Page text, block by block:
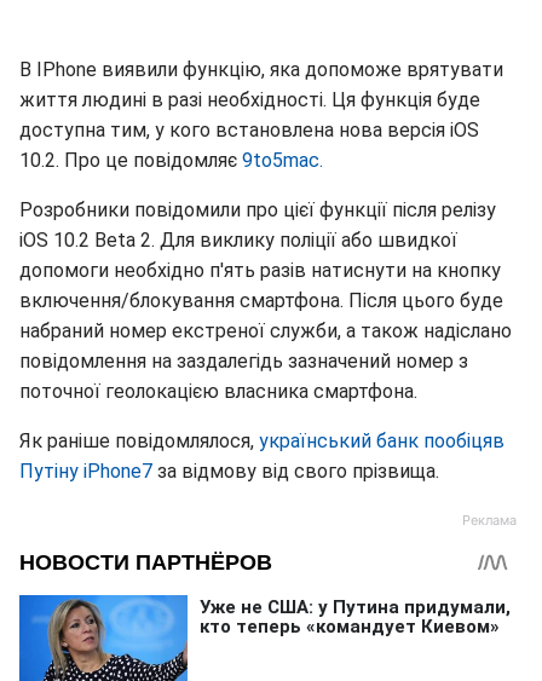
В IPhone виявили функцію, яка допоможе врятувати
життя людині в разі необхідності. Ця функція буде
доступна тим, у кого встановлена нова версія iOS
10.2. Про це повідомляє 9to5mac.
Розробники повідомили про цієї функції після релізу
iOS 10.2 Beta 2. Для виклику поліції або швидкої
допомоги необхідно п'ять разів натиснути на кнопку
включення/блокування смартфона. Після цього буде
набраний номер екстреної служби, а також надіслано
повідомлення на заздалегідь зазначений номер з
поточної геолокацією власника смартфона.
Як раніше повідомлялося, український банк пообіцяв
Путіну iPhone7 за відмову від свого прізвища.